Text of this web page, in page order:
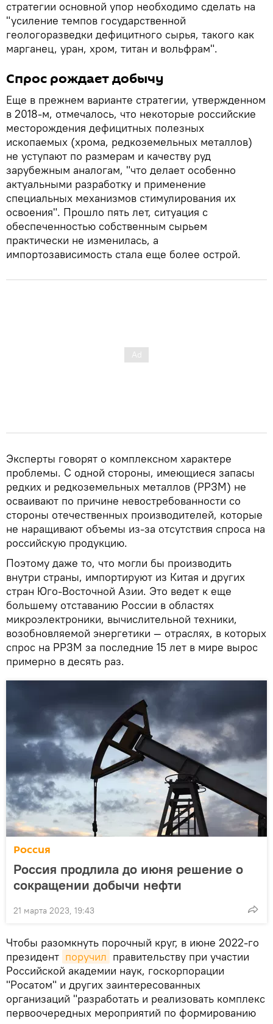
стратегии основной упор необходимо сделать на
"усиление темпов государственной
геологоразведки дефицитного сырья, такого как
марганец, уран, хром, титан и вольфрам".
Спрос рождает добычу
Еще в прежнем варианте стратегии, утвержденном
в 2018-м, отмечалось, что некоторые российские
месторождения дефицитных полезных
ископаемых (хрома, редкоземельных металлов)
не уступают по размерам и качеству руд
зарубежным аналогам, "что делает особенно
актуальными разработку и применение
специальных механизмов стимулирования их
освоения". Прошло пять лет, ситуация с
обеспеченностью собственным сырьем
практически не изменилась, а
импортозависимость стала еще более острой.
Эксперты говорят о комплексном характере
проблемы. С одной стороны, имеющиеся запасы
редких и редкоземельных металлов (РРЗМ) не
осваивают по причине невостребованности со
стороны отечественных производителей, которые
не наращивают объемы из-за отсутствия спроса на
российскую продукцию.
Поэтому даже то, что могли бы производить
внутри страны, импортируют из Китая и других
стран Юго-Восточной Азии. Это ведет к еще
большему отставанию России в областях
микроэлектроники, вычислительной техники,
возобновляемой энергетики — отраслях, в которых
спрос на РРЗМ за последние 15 лет в мире вырос
примерно в десять раз.
Россия
Россия продлила до июня решение о
сокращении добычи нефти
21 марта 2023, 19:43
Чтобы разомкнуть порочный круг, в июне 2022-го
президент поручил правительству при участии
Российской академии наук, госкорпорации
"Росатом" и других заинтересованных
организаций "разработать и реализовать комплекс
первоочередных мероприятий по формированию